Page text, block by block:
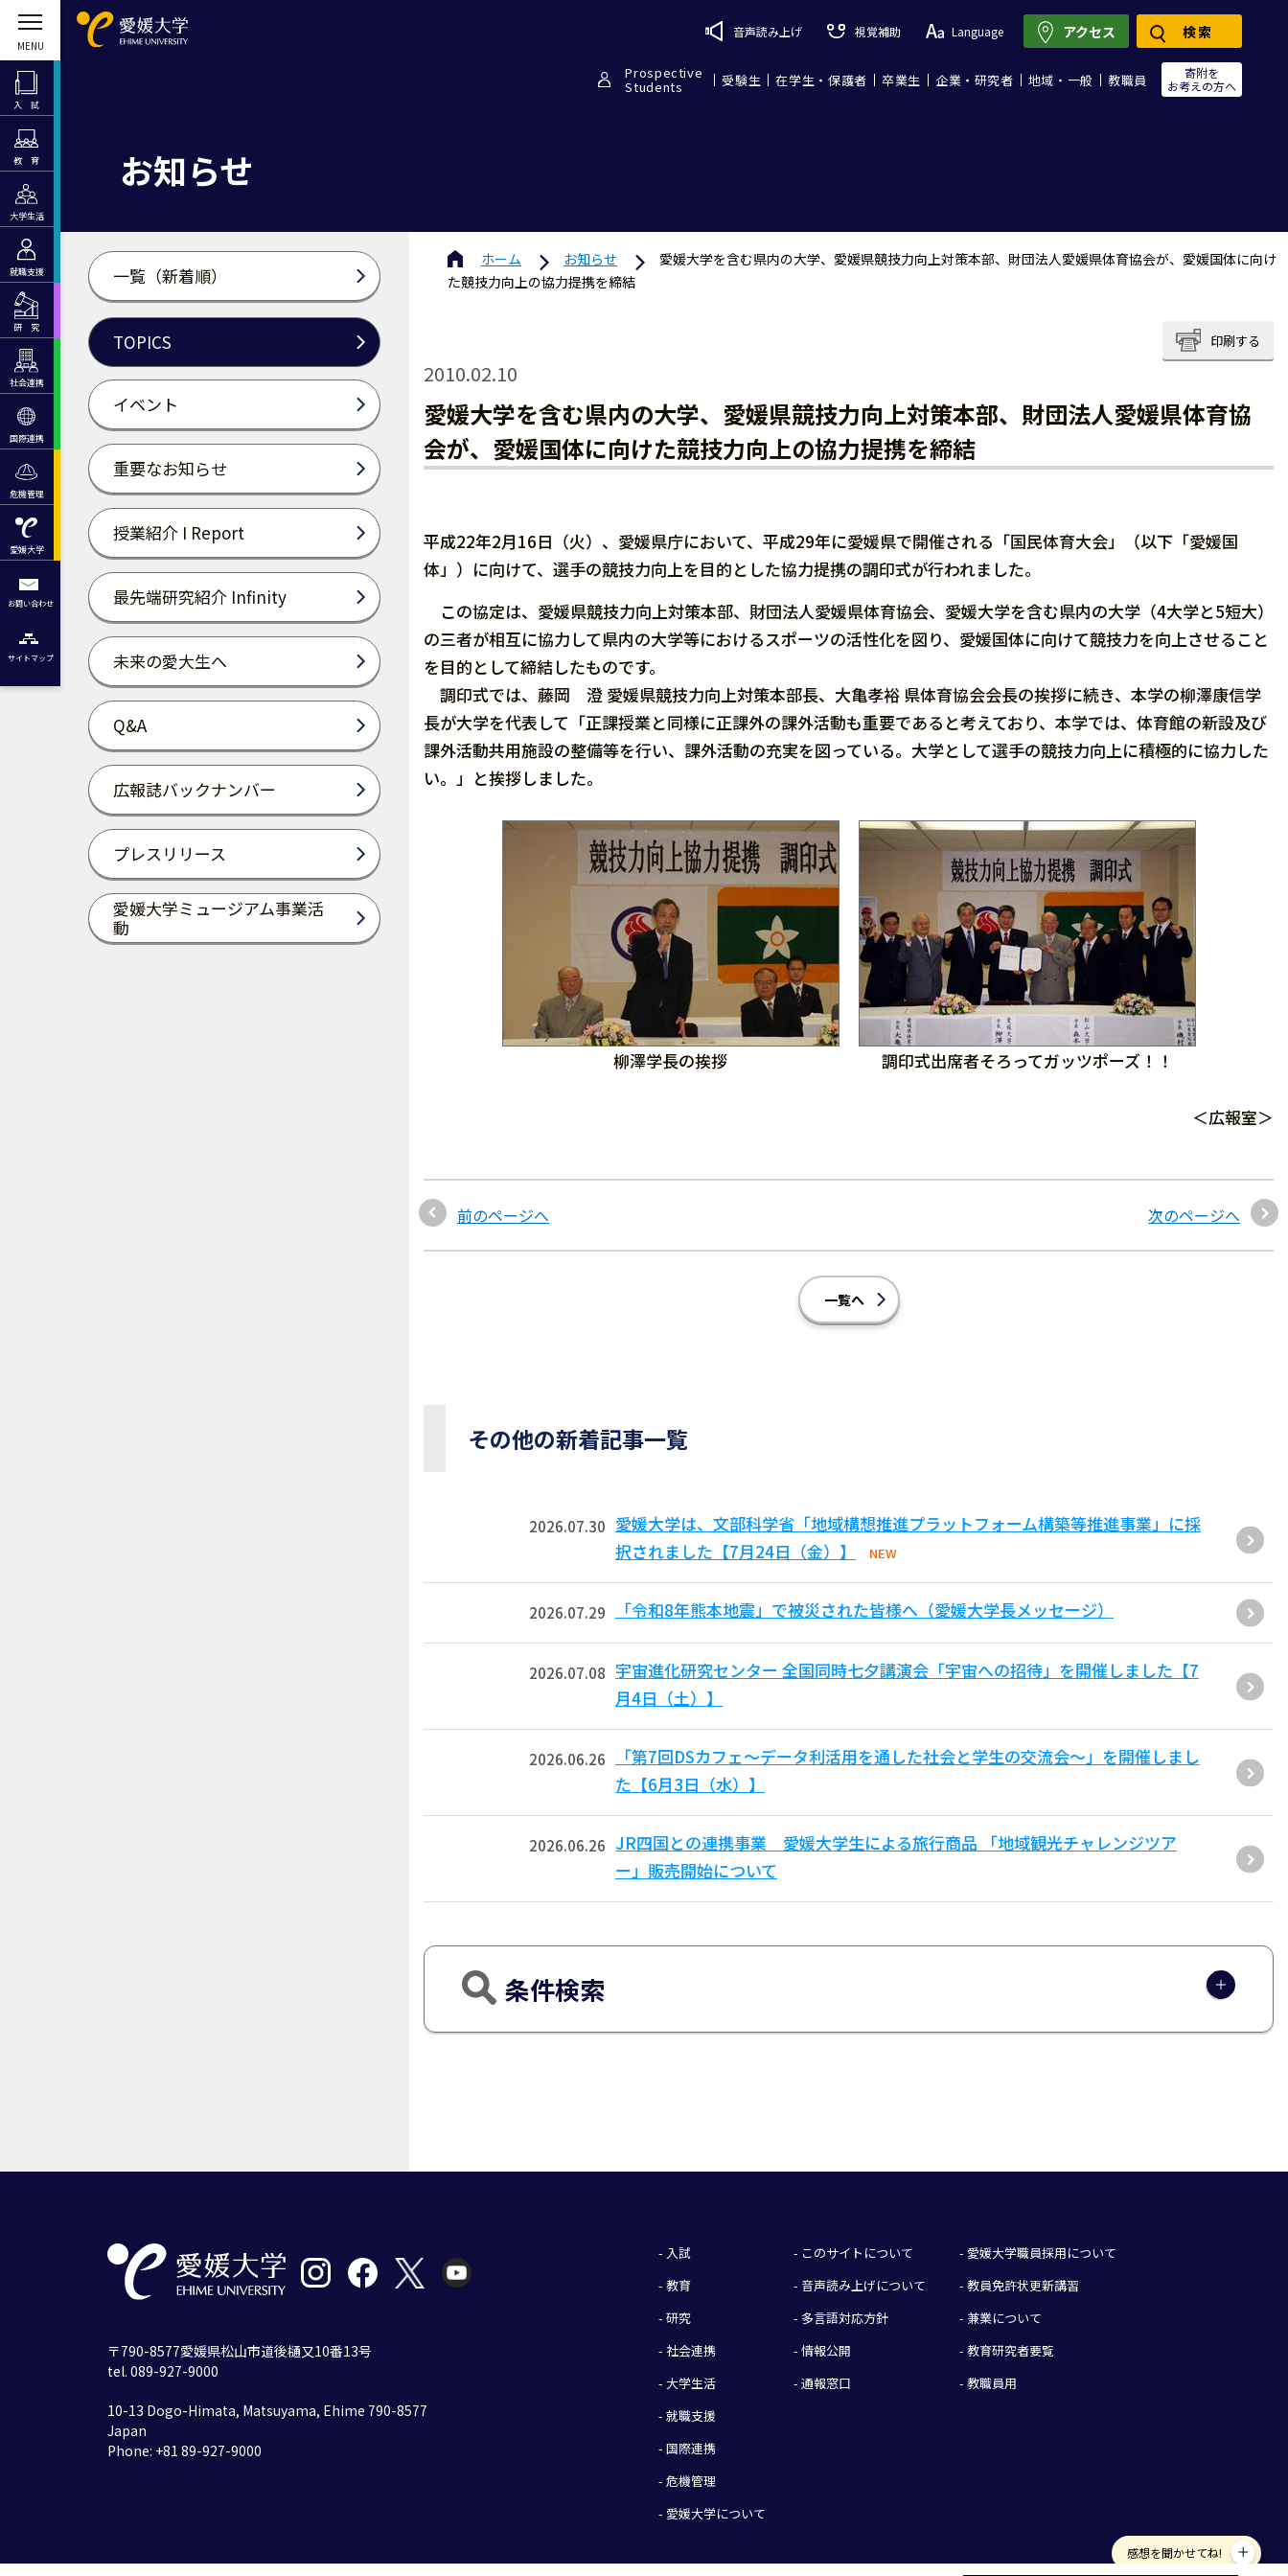
入 試
教 育
大学生活
就職支援
研 究
社会連携
国際連携
危機管理
愛媛大学
お問い合わせ
サイトマップ
音声読み上げ 視覚補助 Language
Prospective
Students 受験生 在学生・保護者 卒業生 企業・研究者 地域・一般 教職員
寄附を
お考えの方へ
アクセス 検索
お知らせ
一覧（新着順）
TOPICS
イベント
重要なお知らせ
授業紹介 I Report
最先端研究紹介 Infinity
未来の愛大生へ
Q&A
広報誌バックナンバー
プレスリリース
愛媛大学ミュージアム事業活
動
ホーム お知らせ
愛媛大学を含む県内の大学、愛媛県競技力向上対策本部、財団法人愛媛県体育協会が、愛媛国体に向け
た競技力向上の協力提携を締結
印刷する
2010.02.10
愛媛大学を含む県内の大学、愛媛県競技力向上対策本部、財団法人愛媛県体育協
会が、愛媛国体に向けた競技力向上の協力提携を締結
平成22年2月16日（火）、愛媛県庁において、平成29年に愛媛県で開催される「国民体育大会」（以下「愛媛国
体」）に向けて、選手の競技力向上を目的とした協力提携の調印式が行われました。
この協定は、愛媛県競技力向上対策本部、財団法人愛媛県体育協会、愛媛大学を含む県内の大学（4大学と5短大）
の三者が相互に協力して県内の大学等におけるスポーツの活性化を図り、愛媛国体に向けて競技力を向上させること
を目的として締結したものです。
調印式では、藤岡 澄 愛媛県競技力向上対策本部長、大亀孝裕 県体育協会会長の挨拶に続き、本学の柳澤康信学
長が大学を代表して「正課授業と同様に正課外の課外活動も重要であると考えており、本学では、体育館の新設及び
課外活動共用施設の整備等を行い、課外活動の充実を図っている。大学として選手の競技力向上に積極的に協力した
い。」と挨拶しました。
柳澤学長の挨拶 調印式出席者そろってガッツポーズ！！
＜広報室＞
前のページへ 次のページへ
一覧へ
その他の新着記事一覧
2026.07.30 愛媛大学は、文部科学省「地域構想推進プラットフォーム構築等推進事業」に採
択されました【7月24日（金）】
NEW
2026.07.29 「令和8年熊本地震」で被災された皆様へ（愛媛大学長メッセージ）
2026.07.08 宇宙進化研究センター 全国同時七夕講演会「宇宙への招待」を開催しました【7
月4日（土）】
2026.06.26
「第7回DSカフェ〜データ利活用を通した社会と学生の交流会〜」を開催しまし
た【6月3日（水）】
2026.06.26 JR四国との連携事業 愛媛大学生による旅行商品 「地域観光チャレンジツア
ー」販売開始について
条件検索
感想を聞かせてね!
- 入試
- 教育
- 研究
- 社会連携
- 大学生活
- 就職支援
- 国際連携
- 危機管理
- 愛媛大学について
- このサイトについて
- 音声読み上げについて
- 多言語対応方針
- 情報公開
- 通報窓口
- 愛媛大学職員採用について
- 教員免許状更新講習
- 兼業について
- 教育研究者要覧
- 教職員用
〒790-8577愛媛県松山市道後樋又10番13号
tel. 089-927-9000
10-13 Dogo-Himata, Matsuyama, Ehime 790-8577
Japan
Phone: +81 89-927-9000